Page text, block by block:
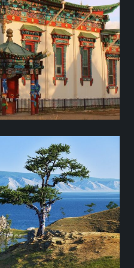
Дацан, чтобы
храмы и
лам,
хурдэ, ступы-
то и величайшее
ПО